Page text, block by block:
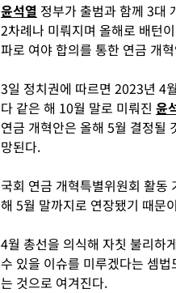
윤석열 정부가 출범과 함께 3대
2차례나 미뤄지며 올해로 배턴
파로 여야 합의를 통한 연금 개
3일 정치권에 따르면 2023년 4
다 같은 해 10월 말로 미뤄진 윤
연금 개혁안은 올해 5월 결정될
망된다.
국회 연금 개혁특별위원회 활동
해 5월 말까지로 연장됐기 때문
4월 총선을 의식해 자칫 불리하
수 있을 이슈를 미루겠다는 셈법
는 것으로 여겨진다.